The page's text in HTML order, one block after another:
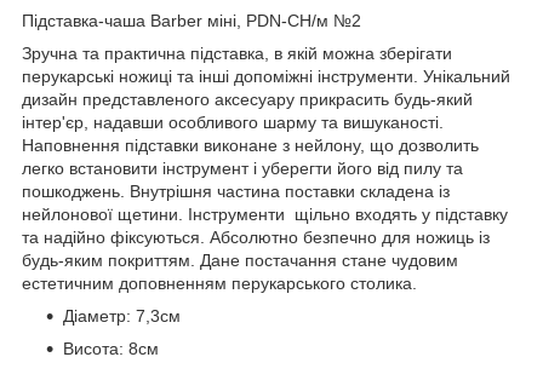
Підставка-чаша Barber міні, PDN-CH/м №2
Зручна та практична підставка, в якій можна зберігати
перукарські ножиці та інші допоміжні інструменти. Унікальний
дизайн представленого аксесуару прикрасить будь-який
інтер'єр, надавши особливого шарму та вишуканості.
Наповнення підставки виконане з нейлону, що дозволить
легко встановити інструмент і уберегти його від пилу та
пошкоджень. Внутрішня частина поставки складена із
нейлонової щетини. Інструменти щільно входять у підставку
та надійно фіксуються. Абсолютно безпечно для ножиць із
будь-яким покриттям. Дане постачання стане чудовим
естетичним доповненням перукарського столика.
Діаметр: 7,3см
Висота: 8см